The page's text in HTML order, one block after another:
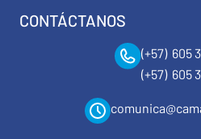
CONTÁCTANOS
(+57) 605
(+57) 605